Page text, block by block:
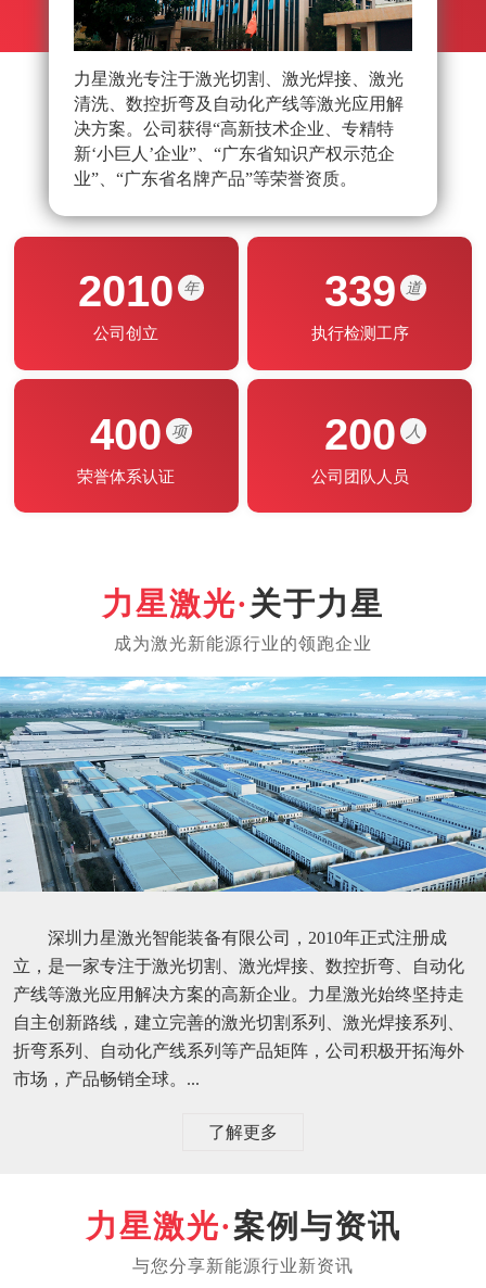
力星激光专注于激光切割、激光焊接、激光
清洗、数控折弯及自动化产线等激光应用解
决方案。公司获得“高新技术企业、专精特
新‘小巨人’企业”、“广东省知识产权示范企
业”、“广东省名牌产品”等荣誉资质。
2010 年
公司创立
339 道
执行检测工序
400 项
荣誉体系认证
200 人
公司团队人员
关于力星
深圳力星激光智能装备有限公司，2010年正式注册成
立，是一家专注于激光切割、激光焊接、数控折弯、自动化
产线等激光应用解决方案的高新企业。力星激光始终坚持走
自主创新路线，建立完善的激光切割系列、激光焊接系列、
折弯系列、自动化产线系列等产品矩阵，公司积极开拓海外
市场，产品畅销全球。...
了解更多
案例与资讯